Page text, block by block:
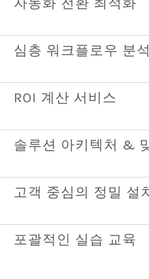
심층 워크플로우 분석
ROI 계산 서비스
솔루션 아키텍처 &
고객 중심의 정밀 설치
포괄적인 실습 교육